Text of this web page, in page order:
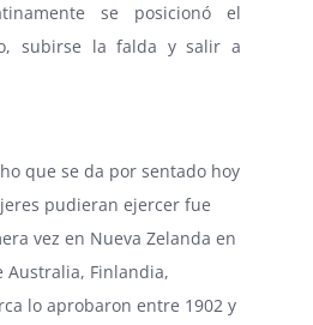
se posicionó el
subirse la falda y salir a
que se da por sentado hoy
pudieran ejercer fue
vez en Nueva Zelanda en
Australia, Finlandia,
lo aprobaron entre 1902 y